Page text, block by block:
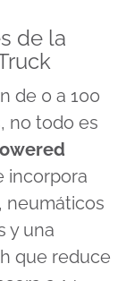
de la
de 0 a 100
no todo es
incorpora
neumáticos
y una
que reduce